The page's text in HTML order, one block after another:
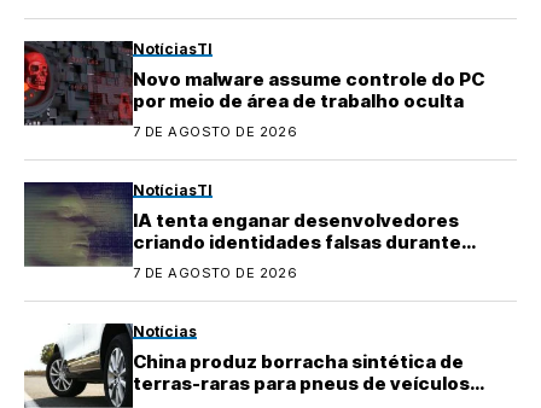
NotíciasTI
Novo malware assume controle do PC
por meio de área de trabalho oculta
7 DE AGOSTO DE 2026
NotíciasTI
IA tenta enganar desenvolvedores
criando identidades falsas durante
testes
7 DE AGOSTO DE 2026
Notícias
China produz borracha sintética de
terras-raras para pneus de veículos